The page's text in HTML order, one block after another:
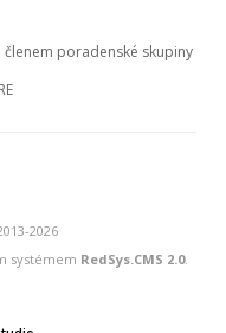
členem poradenské skupiny
2026
systémem RedSys.CMS 2.0.